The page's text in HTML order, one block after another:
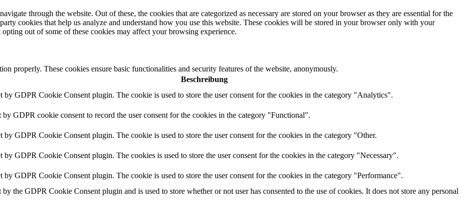
through the website. Out of these, the cookies that are categorized as necessary are stored on your browser as they are essential for the
cookies that help us analyze and understand how you use this website. These cookies will be stored in your browser only with your
out of some of these cookies may affect your browsing experience.
properly. These cookies ensure basic functionalities and security features of the website, anonymously.
Beschreibung
by GDPR Cookie Consent plugin. The cookie is used to store the user consent for the cookies in the category "Analytics".
by GDPR cookie consent to record the user consent for the cookies in the category "Functional".
by GDPR Cookie Consent plugin. The cookie is used to store the user consent for the cookies in the category "Other.
by GDPR Cookie Consent plugin. The cookies is used to store the user consent for the cookies in the category "Necessary".
by GDPR Cookie Consent plugin. The cookie is used to store the user consent for the cookies in the category "Performance".
by the GDPR Cookie Consent plugin and is used to store whether or not user has consented to the use of cookies. It does not store any personal